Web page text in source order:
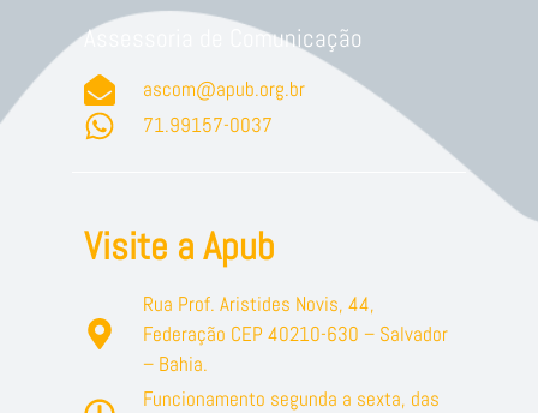
Assessoria de Comunicação
ascom@apub.org.br
71.99157-0037
Visite a Apub
Rua Prof. Aristides Novis, 44,
Federação CEP 40210-630 – Salvador
– Bahia.
Funcionamento segunda a sexta, das